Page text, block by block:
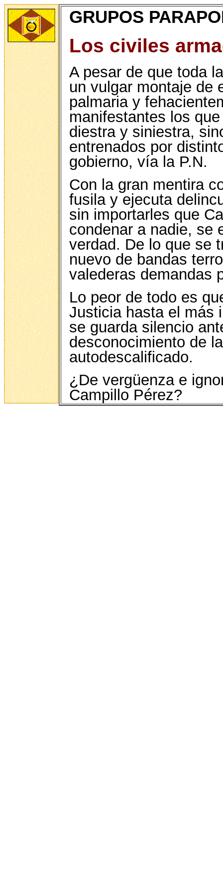
GRUPOS
Los civiles
A pesar de que toda
un vulgar montaje de
palmaria y
manifestantes los
diestra y siniestra,
entrenados por
gobierno, vía la P.N.
Con la gran mentira
fusila y ejecuta
sin importarles que
condenar a nadie, se
verdad. De lo que se
nuevo de bandas
valederas demandas
Lo peor de todo es
Justicia hasta el más
se guarda silencio
desconocimiento de
autodescalificado.
¿De vergüenza e
Campillo Pérez?